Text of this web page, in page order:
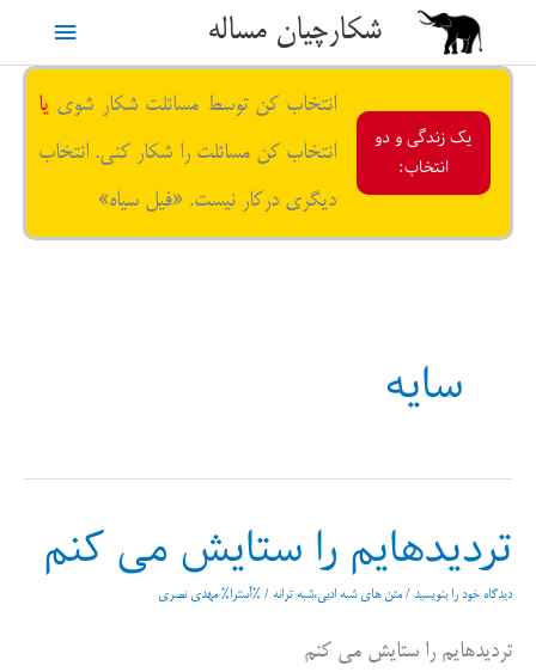
محتوا
شکارچیان مساله
فهرست
یک زندگی و دو
انتخاب:
انتخاب کن توسط مسائلت شکار شوی یا
انتخاب کن مسائلت را شکار کنی. انتخاب
دیگری درکار نیست. «فیل سیاه»
سایه
تردیدهایم را ستایش می کنم
دیدگاه‌ خود را بنویسید /متن های شبه ادبی،شبه ترانه / %آسترا% مهدی نصری
تردیدهایم را ستایش می کنم